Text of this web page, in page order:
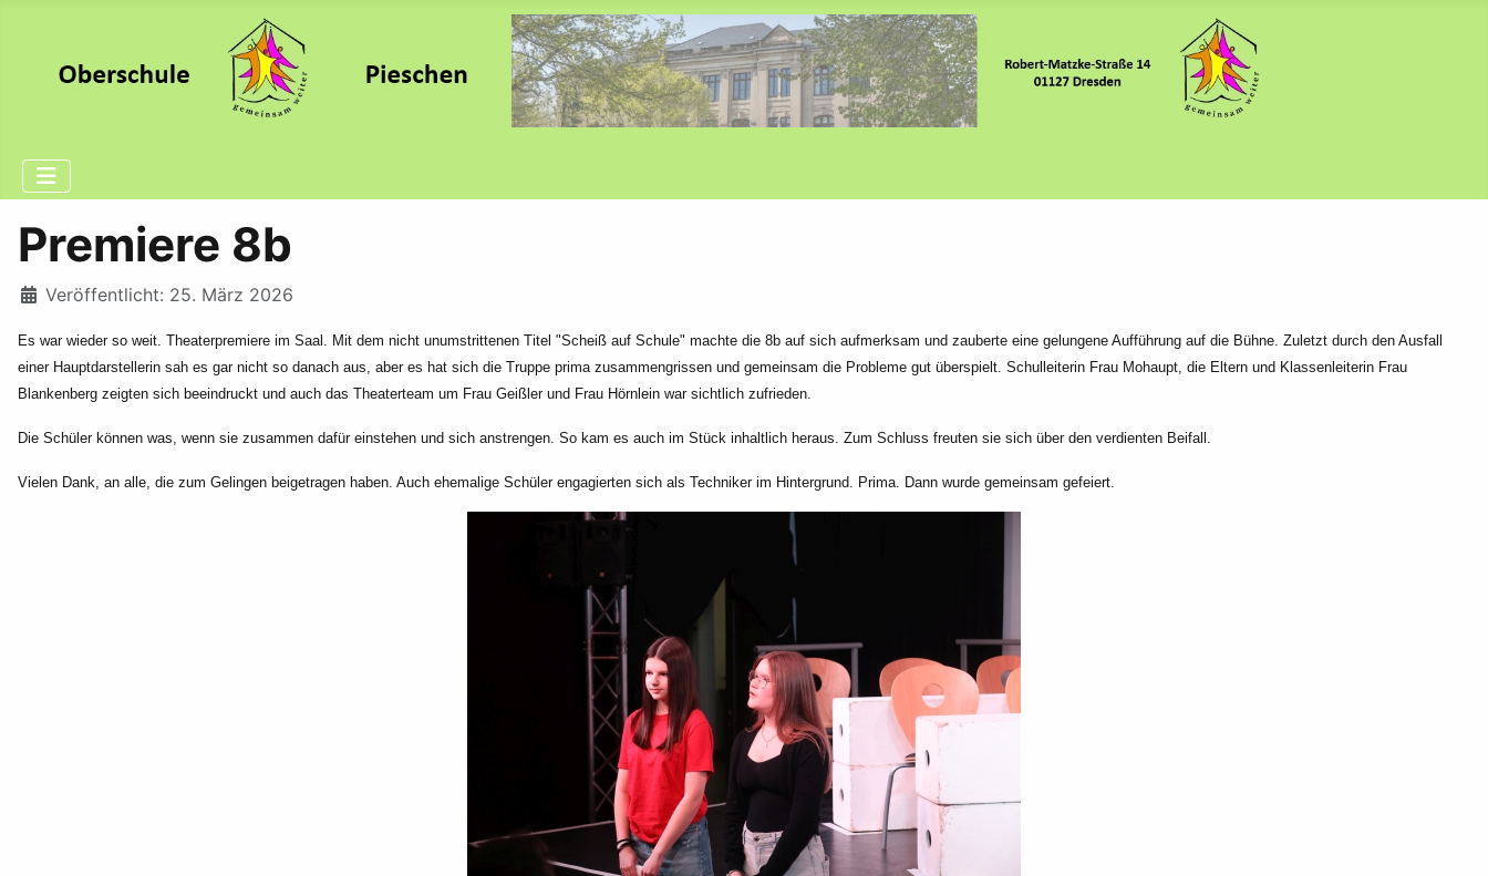
Premiere 8b
Details
Veröffentlicht: 25. März 2026
Es war wieder so weit. Theaterpremiere im Saal. Mit dem nicht unumstrittenen Titel "Scheiß auf Schule" machte die 8b auf sich aufmerksam und zauberte eine gelungene Aufführung auf die Bühne. Zuletzt durch den Ausfall
einer Hauptdarstellerin sah es gar nicht so danach aus, aber es hat sich die Truppe prima zusammengrissen und gemeinsam die Probleme gut überspielt. Schulleiterin Frau Mohaupt, die Eltern und Klassenleiterin Frau
Blankenberg zeigten sich beeindruckt und auch das Theaterteam um Frau Geißler und Frau Hörnlein war sichtlich zufrieden.
Die Schüler können was, wenn sie zusammen dafür einstehen und sich anstrengen. So kam es auch im Stück inhaltlich heraus. Zum Schluss freuten sie sich über den verdienten Beifall.
Vielen Dank, an alle, die zum Gelingen beigetragen haben. Auch ehemalige Schüler engagierten sich als Techniker im Hintergrund. Prima. Dann wurde gemeinsam gefeiert.